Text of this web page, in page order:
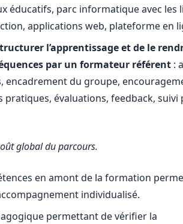
éducatifs, parc informatique avec les
applications web, plateforme en
l’apprentissage et de le
par un formateur référent :
du groupe,
évaluations, feedback, suivi
global du parcours.
en amont de la formation
individualisé.
permettant de vérifier la